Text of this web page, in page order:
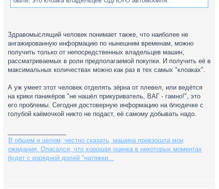
Здравомыслящий человек понимает также, что наиболее не
ангажированную информацию по нынешним временам, можно
получить только от непосредственных владельцев машин,
рассматриваемых в роли предполагаемой покупки. И получить её в
максимальных количествах можно как раз в тех самых "клоаках".
А уж умеет этот человек отделять зёрна от плевел, или ведётся
на крики паникёров "не нашёл прикуриватель, ВАГ - гамно!", это
его проблемы. Сегодня достоверную информацию на блюдечке с
голубой каёмочкой никто не подаст, её самому добывать надо.
В общем и целом, честно сказать, машина превзошла мои
ожидания. Опасался, что хорошая оценка в некоторых моментах
будет с изрядной долей "натяжки...